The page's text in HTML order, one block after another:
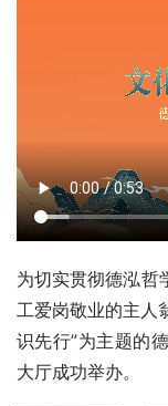
为切实贯彻德泓哲
工爱岗敬业的主人
识先行”为主题的
大厅成功举办。